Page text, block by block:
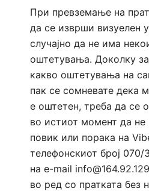
При превземање на
да се изврши визуелен
случајно да не има
оштетувања. Доколку
какво оштетувања на
пак се сомневате дека
е оштетен, треба да се
во истиот момент да не
повик или порака на
телефонскиот број
на e-mail
во ред со пратката без